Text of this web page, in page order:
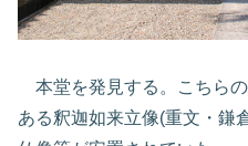
本堂を発見する。こちら
ある釈迦如来立像(重文・鎌